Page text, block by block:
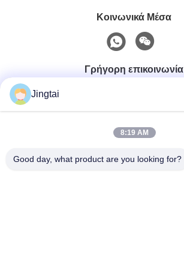
Κοινωνικά Μέσα
Γρήγορη επικοινωνία
0086-755-27491128
Ηλεκτρονικό
Jingtai
8:19 AM
Good day, what product are you looking for?